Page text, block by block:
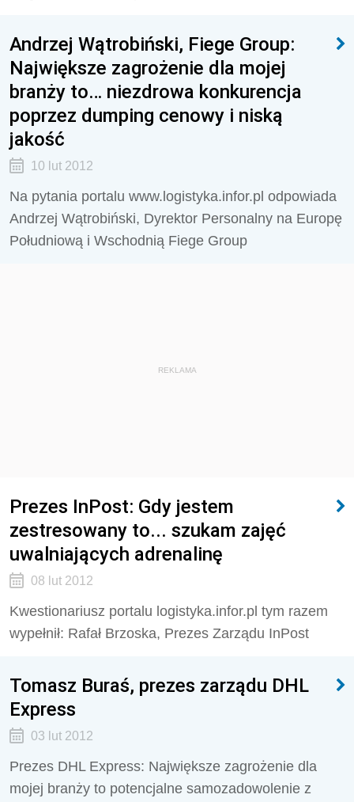
Andrzej Wątrobiński, Fiege Group:
Największe zagrożenie dla mojej
branży to… niezdrowa konkurencja
poprzez dumping cenowy i niską
jakość
10 lut 2012
Na pytania portalu www.logistyka.infor.pl odpowiada
Andrzej Wątrobiński, Dyrektor Personalny na Europę
Południową i Wschodnią Fiege Group
REKLAMA
Prezes InPost: Gdy jestem
zestresowany to... szukam zajęć
uwalniających adrenalinę
08 lut 2012
Kwestionariusz portalu logistyka.infor.pl tym razem
wypełnił: Rafał Brzoska, Prezes Zarządu InPost
Tomasz Buraś, prezes zarządu DHL
Express
03 lut 2012
Prezes DHL Express: Największe zagrożenie dla
mojej branży to potencjalne samozadowolenie z